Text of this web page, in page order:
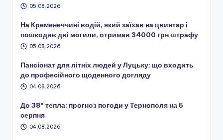
05.08.2026
На Кременеччині водій, який заїхав на цвинтар і
пошкодив дві могили, отримав 34000 грн штрафу
05.08.2026
Пансіонат для літніх людей у Луцьку: що входить
до професійного щоденного догляду
04.08.2026
До 38° тепла: прогноз погоди у Тернополя на 5
серпня
04.08.2026